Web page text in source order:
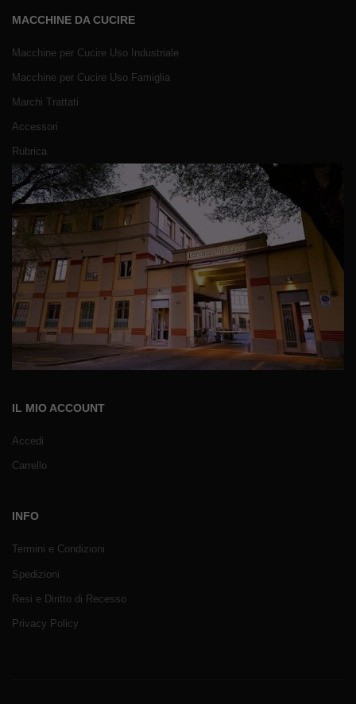
MACCHINE DA CUCIRE
Macchine per Cucire Uso Industriale
Macchine per Cucire Uso Famiglia
Marchi Trattati
Accessori
Rubrica
IL MIO ACCOUNT
Accedi
Carrello
INFO
Termini e Condizioni
Spedizioni
Resi e Diritto di Recesso
Privacy Policy